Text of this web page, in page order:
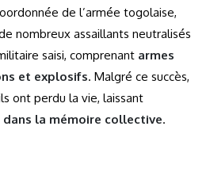
de l’armée togolaise,
nombreux assaillants neutralisés
saisi, comprenant armes
et explosifs. Malgré ce succès,
ont perdu la vie, laissant
la mémoire collective.